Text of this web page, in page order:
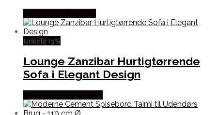
Udsalg 13%
Lounge Zanzibar Hurtigtørrende
Sofa i Elegant Design